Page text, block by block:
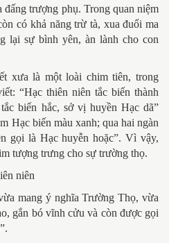
đấng trượng phụ. Trong quan niệm
có khả năng trừ tà, xua đuổi ma
lại sự bình yên, àn lành cho con
xưa là một loài chim tiên, trong
“Hạc thiên niên tắc biến thành
biến hắc, sở vị huyền Hạc dã”
Hạc biến màu xanh; qua hai ngàn
gọi là Hạc huyễn hoặc”. Vì vậy,
tượng trưng cho sự trường thọ.
niên
mang ý nghĩa Trường Thọ, vừa
gắn bó vĩnh cửu và còn được gọi